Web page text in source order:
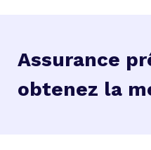
Assurance
obtenez la